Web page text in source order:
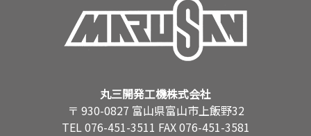
丸三開発工機株式会社
〒 930-0827 富山県富山市上飯野32
TEL 076-451-3511 FAX 076-451-3581